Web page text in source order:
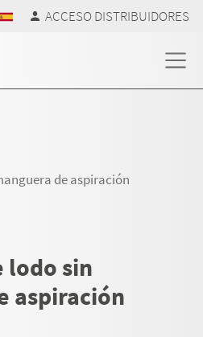
ACCESO DISTRIBUIDORES
de aspiración
lodo sin
aspiración